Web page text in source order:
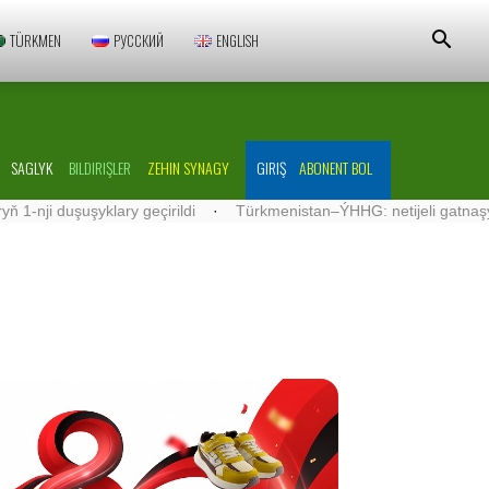
TÜRKMEN РУССКИЙ ENGLISH
SAGLYK BILDIRIŞLER ZEHIN SYNAGY GIRIŞ ABONENT BOL
geçirildi · Türkmenistan–ÝHHG: netijeli gatnaşyklar